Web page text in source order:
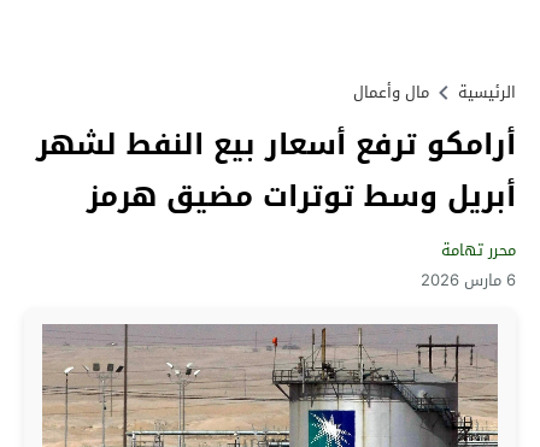
الرئيسية مال وأعمال
أرامكو ترفع أسعار بيع النفط لشهر
أبريل وسط توترات مضيق هرمز
محرر تهامة
6 مارس 2026